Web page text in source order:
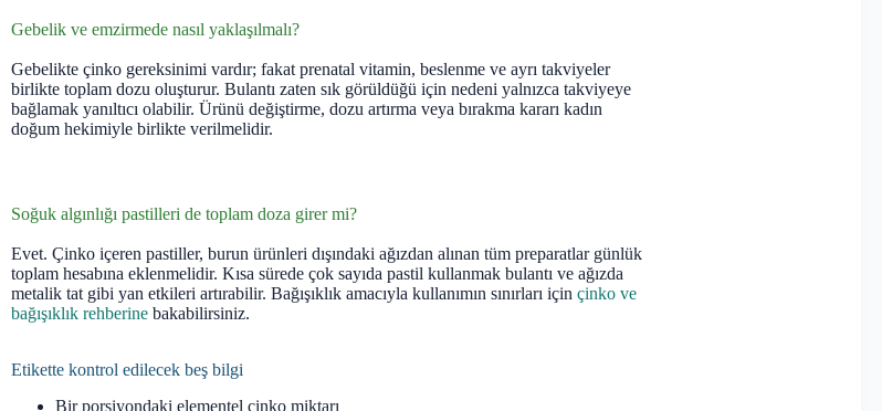
Gebelik ve emzirmede nasıl yaklaşılmalı?
Gebelikte çinko gereksinimi vardır; fakat prenatal vitamin, beslenme ve ayrı takviyeler
birlikte toplam dozu oluşturur. Bulantı zaten sık görüldüğü için nedeni yalnızca takviyeye
bağlamak yanıltıcı olabilir. Ürünü değiştirme, dozu artırma veya bırakma kararı kadın
doğum hekimiyle birlikte verilmelidir.
Soğuk algınlığı pastilleri de toplam doza girer mi?
Evet. Çinko içeren pastiller, burun ürünleri dışındaki ağızdan alınan tüm preparatlar günlük
toplam hesabına eklenmelidir. Kısa sürede çok sayıda pastil kullanmak bulantı ve ağızda
metalik tat gibi yan etkileri artırabilir. Bağışıklık amacıyla kullanımın sınırları için çinko ve
bağışıklık rehberine bakabilirsiniz.
Etikette kontrol edilecek beş bilgi
Bir porsiyondaki elementel çinko miktarı